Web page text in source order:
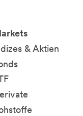
& Aktien